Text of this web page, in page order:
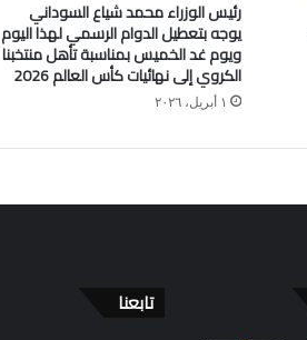
رئيس الوزراء محمد شياع السوداني
يوجه بتعطيل الدوام الرسمي لهذا اليوم
ويوم غد الخميس بمناسبة تأهل منتخبنا
الكروي إلى نهائيات كأس العالم 2026
١ أبريل، ٢٠٢٦
تابعنا